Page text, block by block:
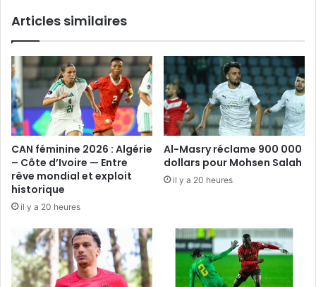
Articles similaires
CAN féminine 2026 : Algérie
– Côte d’Ivoire — Entre
rêve mondial et exploit
historique
il y a 20 heures
Al-Masry réclame 900 000
dollars pour Mohsen Salah
il y a 20 heures